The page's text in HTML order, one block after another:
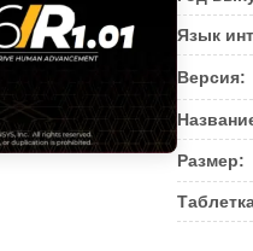
Язык
Версия:
Размер: